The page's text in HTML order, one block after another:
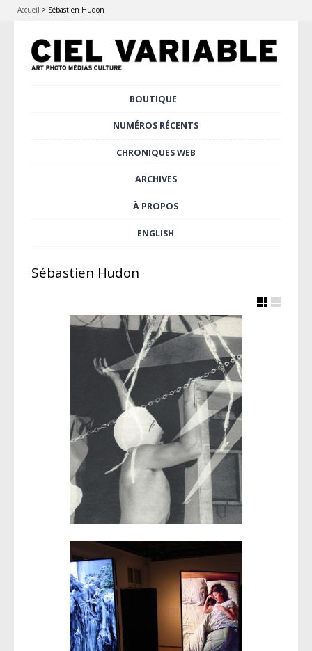
Accueil > Sébastien Hudon
BOUTIQUE
NUMÉROS RÉCENTS
CHRONIQUES WEB
ARCHIVES
À PROPOS
ENGLISH
Sébastien Hudon